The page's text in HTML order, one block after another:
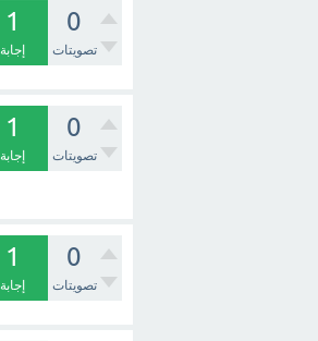
0
تصويتات
1
إجابة
0
تصويتات
1
إجابة
0
تصويتات
1
إجابة